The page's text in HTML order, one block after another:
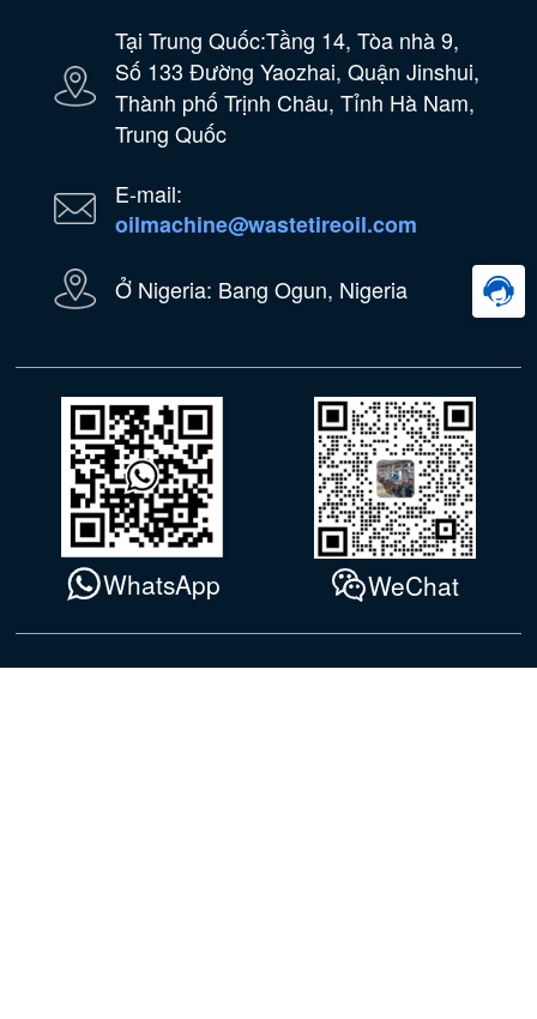
Tại Trung Quốc:Tầng 14, Tòa nhà 9,
Số 133 Đường Yaozhai, Quận Jinshui,
Thành phố Trịnh Châu, Tỉnh Hà Nam,
Trung Quốc
E-mail:
oilmachine@wastetireoil.com
Ở Nigeria: Bang Ogun, Nigeria
WhatsApp WeChat